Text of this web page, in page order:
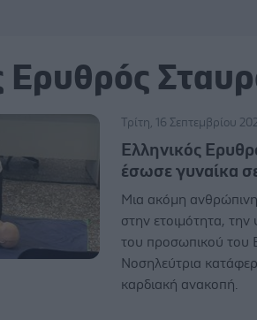
Ερυθρός
Τρίτη, 16 Σεπτεμβρίου
Ελληνικός
έσωσε γυναίκα
Μια ακόμη
στην ετοιμότητα, την
του προσωπικού του
Νοσηλεύτρια
καρδιακή ανακοπή.